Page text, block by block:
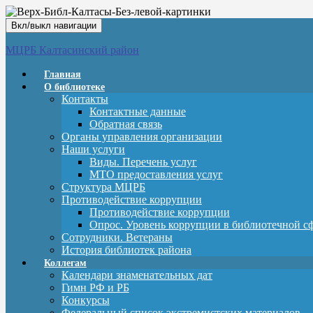
Вкл/выкл навигации
МЦРБ Калтасинский район
Главная
О библиотеке
Контакты
Контактные данные
Обратная связь
Органы управления организации
Наши услуги
Виды. Перечень услуг
МТО предоставления услуг
Структура МЦРБ
Противодействие коррупции
Противодействие коррупции
Опрос. Уровень коррупции в библиотечной
Сотрудники. Ветераны
История библиотек района
Коллегам
Календари знаменательных дат
Гимн РФ и РБ
Конкурсы